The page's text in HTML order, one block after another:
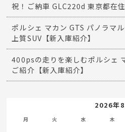
祝！ご納車 GLC220d 東京都在
ポルシェ マカン GTS パノラマ
上質SUV【新入庫紹介】
400psの走りを楽しむポルシェ
ご紹介【新入庫紹介】
2026年8
月 火 水 木